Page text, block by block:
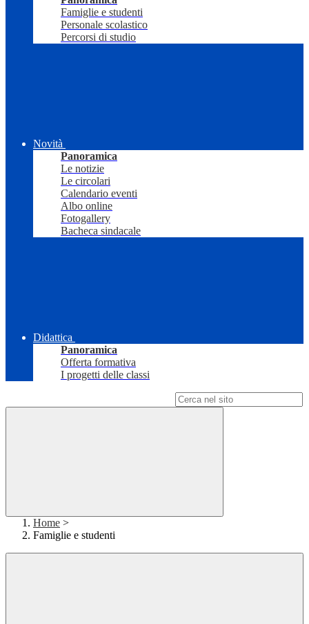
Famiglie e studenti
Personale scolastico
Percorsi di studio
Novità
Panoramica
Le notizie
Le circolari
Calendario eventi
Albo online
Fotogallery
Bacheca sindacale
Didattica
Panoramica
Offerta formativa
I progetti delle classi
Home >
Famiglie e studenti